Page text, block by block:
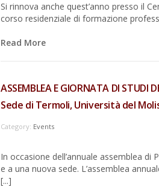
Si rinnova anche quest’anno presso il
corso residenziale di formazione
Read More
ASSEMBLEA E GIORNATA DI STUDI
Sede di Termoli, Università del
Category: Events
In occasione dell’annuale assemblea
e a una nuova sede. L’assemblea
[...]